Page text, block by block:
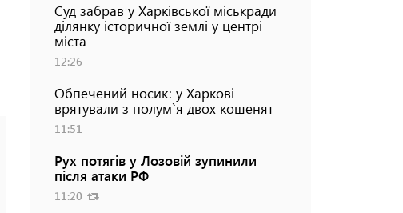
Суд забрав у Харківської міськради
ділянку історичної землі у центрі
міста
12:26
Обпечений носик: у Харкові
врятували з полум`я двох кошенят
11:51
Рух потягів у Лозовій зупинили
після атаки РФ
11:20